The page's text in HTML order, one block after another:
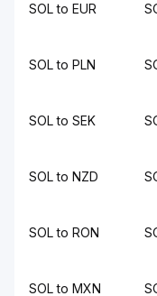
SOL to EUR
SOL to PLN
SOL to SEK
SOL to NZD
SOL to RON
SOL to MXN